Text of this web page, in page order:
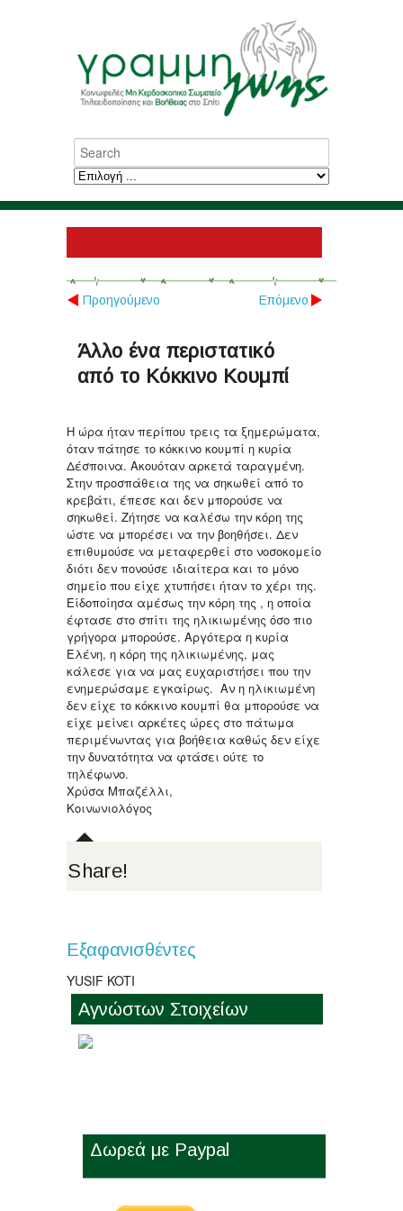
Προηγούμενο Επόμενο
Άλλο ένα περιστατικό
από το Κόκκινο Κουμπί
Η ώρα ήταν περίπου τρεις τα ξημερώματα,
όταν πάτησε το κόκκινο κουμπί η κυρία
Δέσποινα. Ακουόταν αρκετά ταραγμένη.
Στην προσπάθεια της να σηκωθεί από το
κρεβάτι, έπεσε και δεν μπορούσε να
σηκωθεί. Ζήτησε να καλέσω την κόρη της
ώστε να μπορέσει να την βοηθήσει. Δεν
επιθυμούσε να μεταφερθεί στο νοσοκομείο
διότι δεν πονούσε ιδιαίτερα και το μόνο
σημείο που είχε χτυπήσει ήταν το χέρι της.
Είδοποίησα αμέσως την κόρη της , η οποία
έφτασε στο σπίτι της ηλικιωμένης όσο πιο
γρήγορα μπορούσε. Αργότερα η κυρία
Ελένη, η κόρη της ηλικιωμένης, μας
κάλεσε για να μας ευχαριστήσει που την
ενημερώσαμε εγκαίρως. Αν η ηλικιωμένη
δεν είχε το κόκκινο κουμπί θα μπορούσε να
είχε μείνει αρκέτες ώρες στο πάτωμα
περιμένωντας για βοήθεια καθώς δεν είχε
την δυνατότητα να φτάσει ούτε το
τηλέφωνο.
Χρύσα Μπαζέλλι,
Κοινωνιολόγος
Share!
Εξαφανισθέντες
YUSIF KOTI
Αγνώστων Στοιχείων
Δωρεά με Paypal